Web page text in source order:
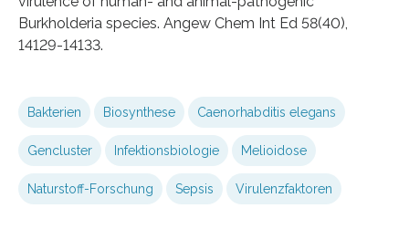
Burkholderia species. Angew Chem Int Ed 58(40),
14129-14133.
Bakterien Biosynthese Caenorhabditis elegans
Gencluster Infektionsbiologie Melioidose
Naturstoff-Forschung Sepsis Virulenzfaktoren